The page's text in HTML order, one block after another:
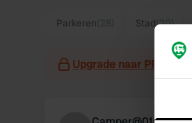
Parkeren Stad(20)
Upgrade naar PRO+